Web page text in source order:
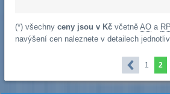
(*) všechny ceny jsou v Kčvčetně AOa RP
navýšení cen naleznete v detailech
1 2